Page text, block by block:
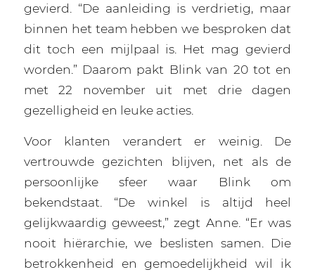
gevierd. “De aanleiding is verdrietig, maar
binnen het team hebben we besproken dat
dit toch een mijlpaal is. Het mag gevierd
worden.” Daarom pakt Blink van 20 tot en
met 22 november uit met drie dagen
gezelligheid en leuke acties.
Voor klanten verandert er weinig. De
vertrouwde gezichten blijven, net als de
persoonlijke sfeer waar Blink om
bekendstaat. “De winkel is altijd heel
gelijkwaardig geweest,” zegt Anne. “Er was
nooit hiërarchie, we beslisten samen. Die
betrokkenheid en gemoedelijkheid wil ik